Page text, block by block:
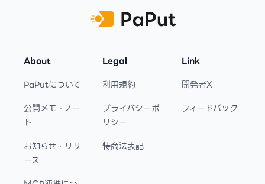
About
PaPutについて
公開メモ・ノー
ト
お知らせ・リリ
ース
Legal
利用規約
プライバシーポ
リシー
特商法表記
Link
開発者X
フィードバック